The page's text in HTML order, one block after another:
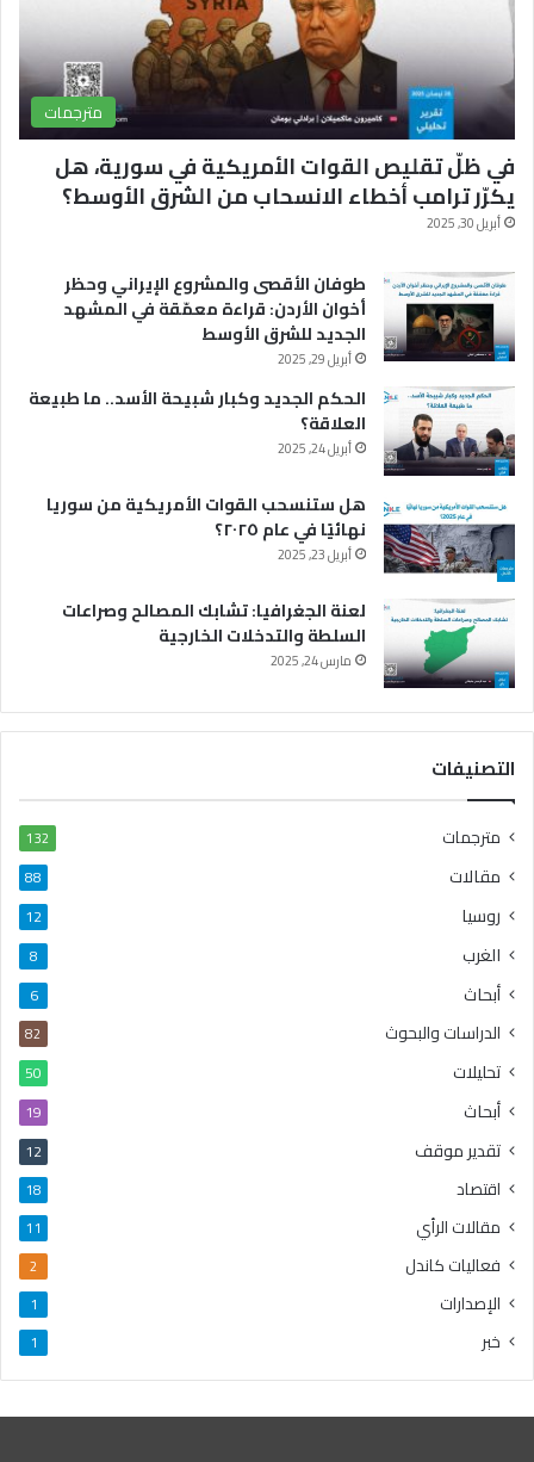
e
مترجمات
في ظلّ تقليص القوات الأمريكية في سورية، هل
يكرّر ترامب أخطاء الانسحاب من الشرق الأوسط؟
أبريل 30, 2025
طوفان الأقصى والمشروع الإيراني وحظر
أخوان الأردن: قراءة معمّقة في المشهد
الجديد للشرق الأوسط
أبريل 29, 2025
الحكم الجديد وكبار شبيحة الأسد.. ما طبيعة
العلاقة؟
أبريل 24, 2025
هل ستنسحب القوات الأمريكية من سوريا
نهائيًا في عام ٢٠٢٥؟
أبريل 23, 2025
لعنة الجغرافيا: تشابك المصالح وصراعات
السلطة والتدخلات الخارجية
مارس 24, 2025
التصنيفات
مترجمات 132
مقالات 88
روسيا 12
الغرب 8
أبحاث 6
الدراسات والبحوث 82
تحليلات 50
أبحاث 19
تقدير موقف 12
اقتصاد 18
مقالات الرأي 11
فعاليات كاندل 2
الإصدارات 1
خبر 1